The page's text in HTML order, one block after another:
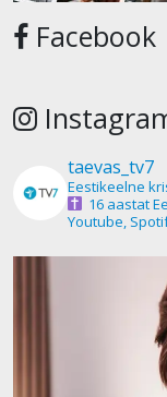
Facebook
taevas_tv7
Eestikeelne
16 aastat
Youtube,